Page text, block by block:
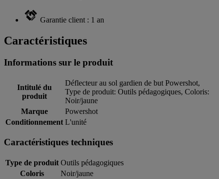
Garantie client : 1 an
Caractéristiques
Informations sur le produit
Intitulé du
produit
Déflecteur au sol gardien de but Powershot,
Type de produit: Outils pédagogiques, Coloris:
Noir/jaune
Marque
Powershot
Conditionnement L'unité
Caractéristiques techniques
Type de produit Outils pédagogiques
Coloris
Noir/jaune